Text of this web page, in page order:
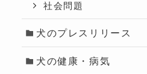
社会問題
犬のプレスリリース
犬の健康・病気